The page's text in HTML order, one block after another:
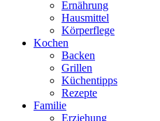
Ernährung
Hausmittel
Körperflege
Kochen
Backen
Grillen
Küchentipps
Rezepte
Familie
Erziehung